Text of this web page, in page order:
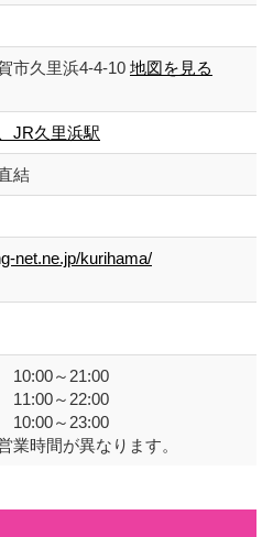
市久里浜4-4-10 地図を見る
JR久里浜駅
結
net.ne.jp/kurihama/
10:00～21:00
～22:00
～23:00
業時間が異なります。